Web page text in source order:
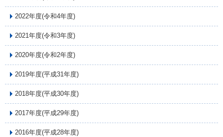
2022年度(令和4年度)
2021年度(令和3年度)
2020年度(令和2年度)
2019年度(平成31年度)
2018年度(平成30年度)
2017年度(平成29年度)
2016年度(平成28年度)